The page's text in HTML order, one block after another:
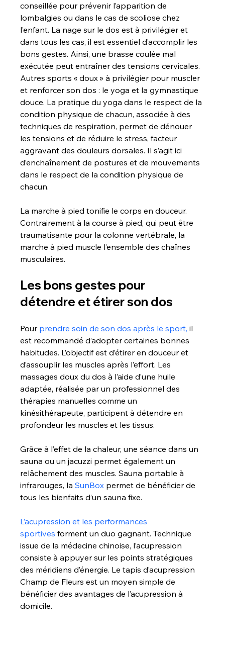
conseillée pour prévenir l’apparition de
lombalgies ou dans le cas de scoliose chez
l’enfant. La nage sur le dos est à privilégier et
dans tous les cas, il est essentiel d’accomplir les
bons gestes. Ainsi, une brasse coulée mal
exécutée peut entraîner des tensions cervicales.
Autres sports « doux » à privilégier pour muscler
et renforcer son dos : le yoga et la gymnastique
douce. La pratique du yoga dans le respect de la
condition physique de chacun, associée à des
techniques de respiration, permet de dénouer
les tensions et de réduire le stress, facteur
aggravant des douleurs dorsales. Il s’agit ici
d’enchaînement de postures et de mouvements
dans le respect de la condition physique de
chacun.
La marche à pied tonifie le corps en douceur.
Contrairement à la course à pied, qui peut être
traumatisante pour la colonne vertébrale, la
marche à pied muscle l’ensemble des chaînes
musculaires.
Les bons gestes pour
détendre et étirer son dos
Pour prendre soin de son dos après le sport, il
est recommandé d’adopter certaines bonnes
habitudes. L’objectif est d’étirer en douceur et
d’assouplir les muscles après l’effort. Les
massages doux du dos à l’aide d’une huile
adaptée, réalisée par un professionnel des
thérapies manuelles comme un
kinésithérapeute, participent à détendre en
profondeur les muscles et les tissus.
Grâce à l’effet de la chaleur, une séance dans un
sauna ou un jacuzzi permet également un
relâchement des muscles. Sauna portable à
infrarouges, la SunBox permet de bénéficier de
tous les bienfaits d’un sauna fixe.
L’acupression et les performances
sportives forment un duo gagnant. Technique
issue de la médecine chinoise, l’acupression
consiste à appuyer sur les points stratégiques
des méridiens d’énergie. Le tapis d’acupression
Champ de Fleurs est un moyen simple de
bénéficier des avantages de l’acupression à
domicile.